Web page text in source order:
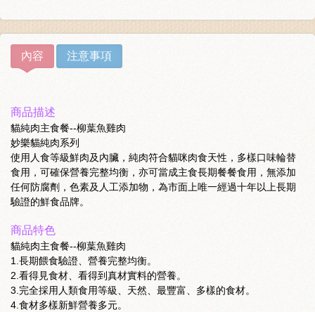
內容 注意事項
商品描述
貓純肉主食餐--柳葉魚雞肉
妙樂貓純肉系列
使用人食等級鮮肉及內臟，純肉符合貓咪肉食天性，多樣口味輪替
食用，可確保營養完整均衡，亦可當成主食長期餐餐食用，無添加
任何防腐劑，色素及人工添加物，為市面上唯一經過十年以上長期
驗證的鮮食品牌。
商品特色
貓純肉主食餐--柳葉魚雞肉
1.長期餵食驗證、營養完整均衡。
2.看得見食材、看得到真材實料的營養。
3.完全採用人類食用等級、天然、最豐富、多樣的食材。
4.食材多樣新鮮營養多元。